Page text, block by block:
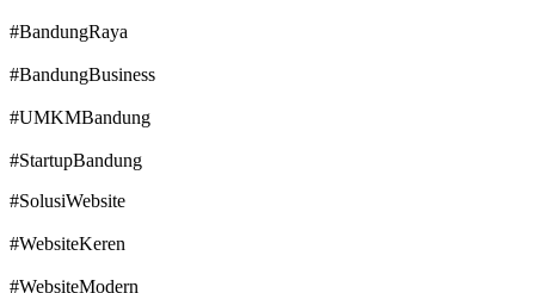
#BandungRaya
#BandungBusiness
#UMKMBandung
#StartupBandung
#SolusiWebsite
#WebsiteKeren
#WebsiteModern